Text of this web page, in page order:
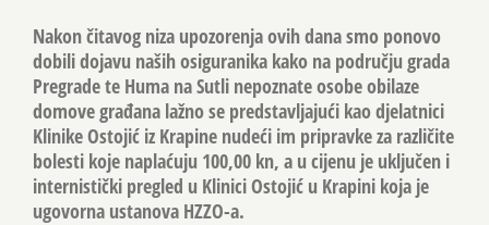
Nakon čitavog niza upozorenja ovih dana smo ponovo
dobili dojavu naših osiguranika kako na području grada
Pregrade te Huma na Sutli nepoznate osobe obilaze
domove građana lažno se predstavljajući kao djelatnici
Klinike Ostojić iz Krapine nudeći im pripravke za različite
bolesti koje naplaćuju 100,00 kn, a u cijenu je uključen i
internistički pregled u Klinici Ostojić u Krapini koja je
ugovorna ustanova HZZO-a.